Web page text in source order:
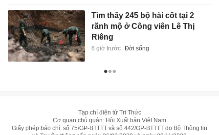
Tìm thấy 245 bộ hài cốt tại 2
rãnh mộ ở Công viên Lê Thị
Riêng
6 giờ trước Đời sống
Tạp chí điện tử Tri Thức
Cơ quan chủ quản: Hội Xuất bản Việt Nam
Giấy phép báo chí: số 75/GP-BTTTT và số 442/GP-BTTTT do Bộ Thông tin